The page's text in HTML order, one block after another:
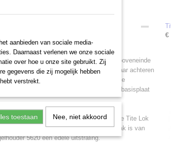
met een hoek van 30°. Het boveneinde
kunststof dop. Deze hengelhouder kan naar achteren
Met behulp van de meegeleverde
b.v. worden bevestigd aan een Tite Lok-basisplaat
te combineren met elke montagevoet. De Tite Lok
in 12 standen. Het mat gepolijste oppervlak is van
5620 een edele uitstraling.
€
aanbieden van sociale media-
Daarnaast verlenen we onze sociale
over hoe u onze site gebruikt. Zij
gegevens die zij mogelijk hebben
verstrekt.
toestaan Nee, niet akkoord